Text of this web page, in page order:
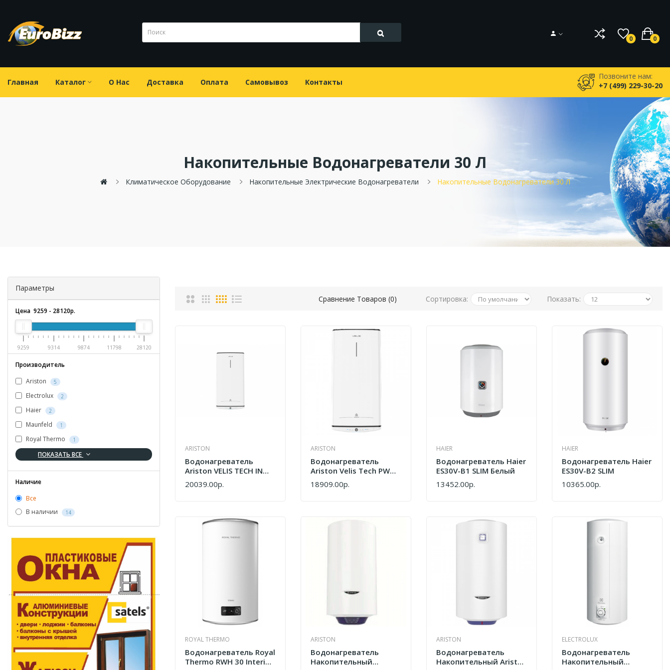
0 0
Главная Каталог О Нас Доставка Оплата Самовывоз Контакты
Позвоните нам:
+7 (499) 229-30-20
Накопительные Водонагреватели 30 Л
Климатическое Оборудование Накопительные Электрические Водонагреватели Накопительные Водонагреватели 30 Л
Параметры
Цена 9259 - 28120р.
9259 9314 9874 11798 28120
Производитель
Ariston
5
Electrolux 2
Haier 2
Maunfeld 1
Royal Thermo 1
ПОКАЗАТЬ ВСЕ
Наличие
Все
В наличии
14
Сравнение Товаров (0) Сортировка: Показать:
ARISTON
Водонагреватель
Ariston VELIS TECH INOX
PW ABSE 2K 30
20039.00р.
КУПИТЬ
ARISTON
Водонагреватель
Ariston Velis Tech PW
ABSE 30 Белый
18909.00р.
КУПИТЬ
HAIER
Водонагреватель Haier
ES30V-B1 SLIM Белый
13452.00р.
КУПИТЬ
HAIER
Водонагреватель Haier
ES30V-B2 SLIM
10365.00р.
КУПИТЬ
ROYAL THERMO
Водонагреватель Royal
Thermo RWH 30 Interio
ARISTON
Водонагреватель
Накопительный
ARISTON
Водонагреватель
Накопительный Ariston
ELECTROLUX
Водонагреватель
Накопительный